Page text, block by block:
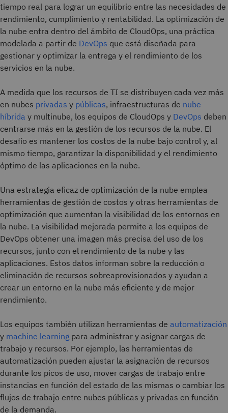
tiempo real para lograr un equilibrio entre las necesidades de
rendimiento, cumplimiento y rentabilidad. La optimización de
la nube entra dentro del ámbito de CloudOps, una práctica
modelada a partir de DevOps que está diseñada para
gestionar y optimizar la entrega y el rendimiento de los
servicios en la nube.
A medida que los recursos de TI se distribuyen cada vez más
en nubes privadas y públicas, infraestructuras de nube
híbrida y multinube, los equipos de CloudOps y DevOps deben
centrarse más en la gestión de los recursos de la nube. El
desafío es mantener los costos de la nube bajo control y, al
mismo tiempo, garantizar la disponibilidad y el rendimiento
óptimo de las aplicaciones en la nube.
Una estrategia eficaz de optimización de la nube emplea
herramientas de gestión de costos y otras herramientas de
optimización que aumentan la visibilidad de los entornos en
la nube. La visibilidad mejorada permite a los equipos de
DevOps obtener una imagen más precisa del uso de los
recursos, junto con el rendimiento de la nube y las
aplicaciones. Estos datos informan sobre la reducción o
eliminación de recursos sobreaprovisionados y ayudan a
crear un entorno en la nube más eficiente y de mejor
rendimiento.
Los equipos también utilizan herramientas de automatización
y machine learning para administrar y asignar cargas de
trabajo y recursos. Por ejemplo, las herramientas de
automatización pueden ajustar la asignación de recursos
durante los picos de uso, mover cargas de trabajo entre
instancias en función del estado de las mismas o cambiar los
flujos de trabajo entre nubes públicas y privadas en función
de la demanda.